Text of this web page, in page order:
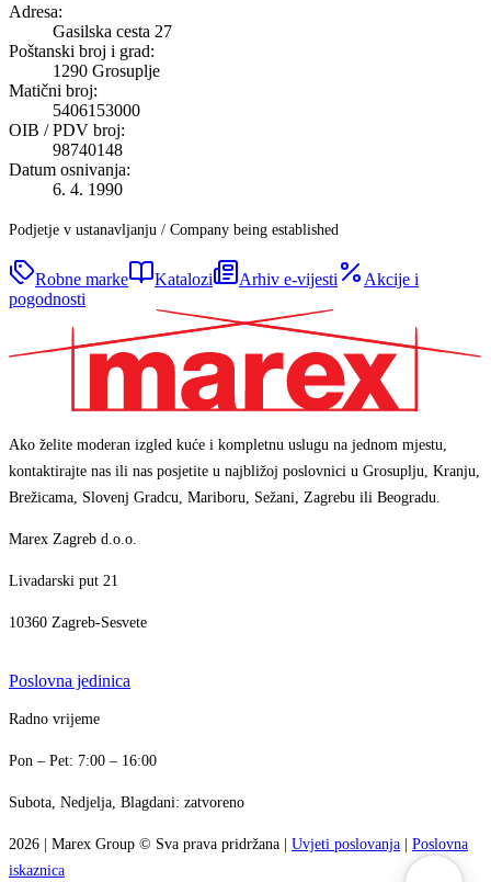
Adresa:
Gasilska cesta 27
Poštanski broj i grad:
1290 Grosuplje
Matični broj:
5406153000
OIB / PDV broj:
98740148
Datum osnivanja:
6. 4. 1990
Podjetje v ustanavljanju / Company being established
Robne marke Katalozi Arhiv e-vijesti
Akcije i
pogodnosti
Ako želite moderan izgled kuće i kompletnu uslugu na jednom mjestu,
kontaktirajte nas ili nas posjetite u najbližoj poslovnici u Grosuplju, Kranju,
Brežicama, Slovenj Gradcu, Mariboru, Sežani, Zagrebu ili Beogradu.
Marex Zagreb d.o.o.
Livadarski put 21
10360 Zagreb-Sesvete
Poslovna jedinica
Radno vrijeme
Pon – Pet: 7:00 – 16:00
Subota, Nedjelja, Blagdani: zatvoreno
2026 Marex Group © Sva prava pridržana Uvjeti poslovanja
Poslovna
iskaznica
↗
AI asistent · brzi odgovori
Pozdrav! Ja sam Marex virtualni asistent.
16:51